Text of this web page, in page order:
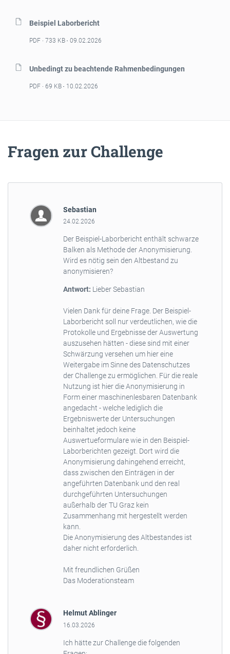
Beispiel Laborbericht
PDF 733 KB 09.02.2026
Unbedingt zu beachtende Rahmenbedingungen
PDF 69 KB 10.02.2026
Fragen zur Challenge
Sebastian
24.02.2026
Der Beispiel-Laborbericht enthält schwarze
Balken als Methode der Anonymisierung.
Wird es nötig sein den Altbestand zu
anonymisieren?
Antwort: Lieber Sebastian
Vielen Dank für deine Frage. Der Beispiel-
Laborbericht soll nur verdeutlichen, wie die
Protokolle und Ergebnisse der Auswertung
auszusehen hätten - diese sind mit einer
Schwärzung versehen um hier eine
Weitergabe im Sinne des Datenschutzes
der Challenge zu ermöglichen. Für die reale
Nutzung ist hier die Anonymisierung in
Form einer maschinenlesbaren Datenbank
angedacht - welche lediglich die
Ergebniswerte der Untersuchungen
beinhaltet jedoch keine
Auswertueformulare wie in den Beispiel-
Laborberichten gezeigt. Dort wird die
Anonymisierung dahingehend erreicht,
dass zwischen den Einträgen in der
angeführten Datenbank und den real
durchgeführten Untersuchungen
außerhalb der TU Graz kein
Zusammenhang mit hergestellt werden
kann.
Die Anonymisierung des Altbestandes ist
daher nicht erforderlich.
Mit freundlichen Grüßen
Das Moderationsteam
Helmut Ablinger
16.03.2026
Ich hätte zur Challenge die folgenden